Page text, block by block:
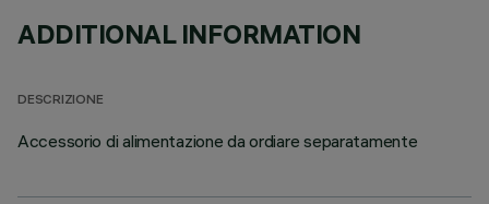
ADDITIONAL INFORMATION
DESCRIZIONE
Accessorio di alimentazione da ordiare separatamente